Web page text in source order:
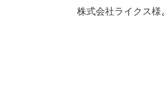
株式会社ライクス